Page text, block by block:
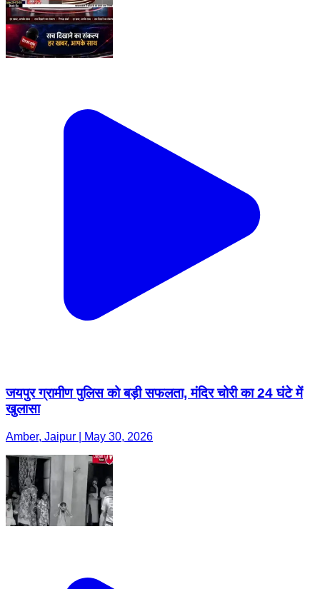
जयपुर ग्रामीण पुलिस को बड़ी सफलता, मंदिर चोरी का 24 घंटे में
खुलासा
Amber, Jaipur | May 30, 2026